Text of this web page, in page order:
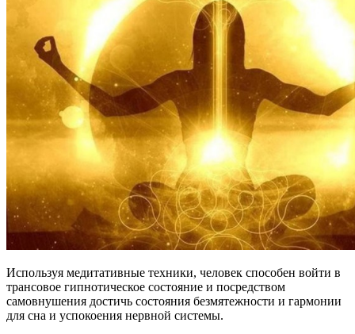
Используя медитативные техники, человек способен войти в
трансовое гипнотическое состояние и посредством
самовнушения достичь состояния безмятежности и гармонии
для сна и успокоения нервной системы.